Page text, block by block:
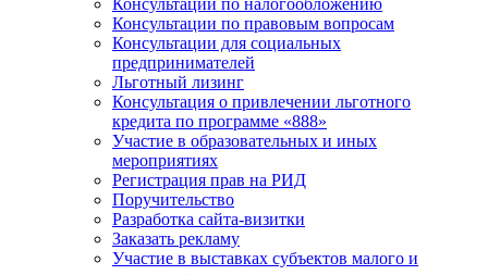
Консультации по правовым вопросам
Консультации для социальных
предпринимателей
Льготный лизинг
Консультация о привлечении льготного
кредита по программе «888»
Участие в образовательных и иных
мероприятиях
Регистрация прав на РИД
Поручительство
Разработка сайта-визитки
Заказать рекламу
Участие в выставках субъектов малого и